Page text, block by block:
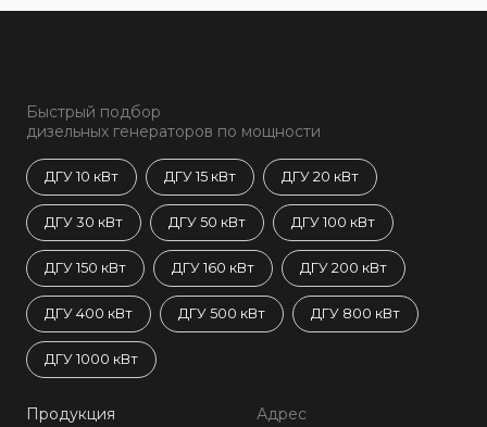
Быстрый подбор
дизельных генераторов по мощности
ДГУ 10 кВт ДГУ 15 кВт ДГУ 20 кВт
ДГУ 30 кВт ДГУ 50 кВт ДГУ 100 кВт
ДГУ 150 кВт ДГУ 160 кВт ДГУ 200 кВт
ДГУ 400 кВт ДГУ 500 кВт ДГУ 800 кВт
ДГУ 1000 кВт
Продукция
Адрес